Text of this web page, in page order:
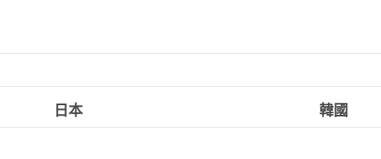
日本
韓國